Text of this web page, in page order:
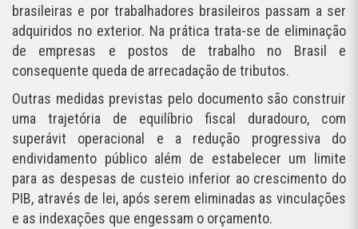
brasileiras e por trabalhadores brasileiros passam a ser
adquiridos no exterior. Na prática trata-se de eliminação
de empresas e postos de trabalho no Brasil e
consequente queda de arrecadação de tributos.
Outras medidas previstas pelo documento são construir
uma trajetória de equilíbrio fiscal duradouro, com
superávit operacional e a redução progressiva do
endividamento público além de estabelecer um limite
para as despesas de custeio inferior ao crescimento do
PIB, através de lei, após serem eliminadas as vinculações
e as indexações que engessam o orçamento.